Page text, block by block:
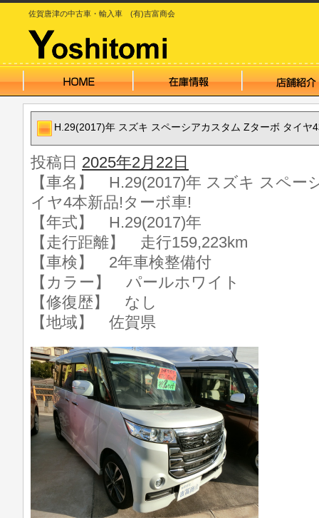
佐賀唐津の中古車・輸入車 (有)吉富商会
H.29(2017)年 スズキ スペーシアカスタム Zターボ タイヤ
投稿日 2025年2月22日
【車名】 H.29(2017)年 スズキ スペー
イヤ4本新品!ターボ車!
【年式】 H.29(2017)年
【走行距離】 走行159,223km
【車検】 2年車検整備付
【カラー】 パールホワイト
【修復歴】 なし
【地域】 佐賀県